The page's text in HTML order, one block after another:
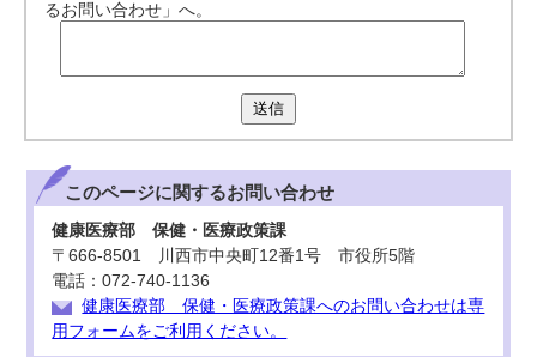
るお問い合わせ」へ。
送信
このページに関するお問い合わせ
健康医療部 保健・医療政策課
〒666-8501 川西市中央町12番1号 市役所5階
電話：072-740-1136
健康医療部 保健・医療政策課へのお問い合わせは専
用フォームをご利用ください。